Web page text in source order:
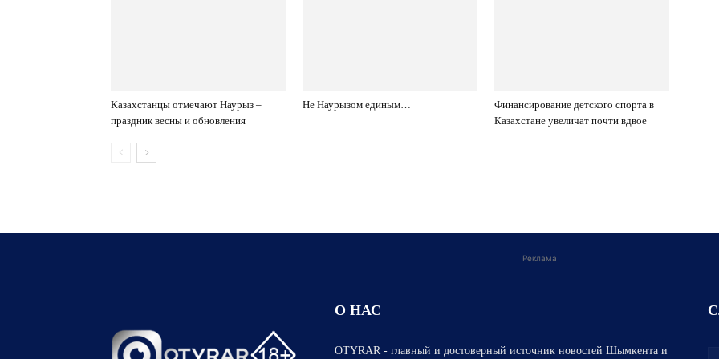
Казахстанцы отмечают Наурыз –
праздник весны и обновления
Не Наурызом единым…
Финансирование детского спорта в
Казахстане увеличат почти вдвое
Реклама
О НАС
OTYRAR - главный и достоверный источник новостей Шымкента и